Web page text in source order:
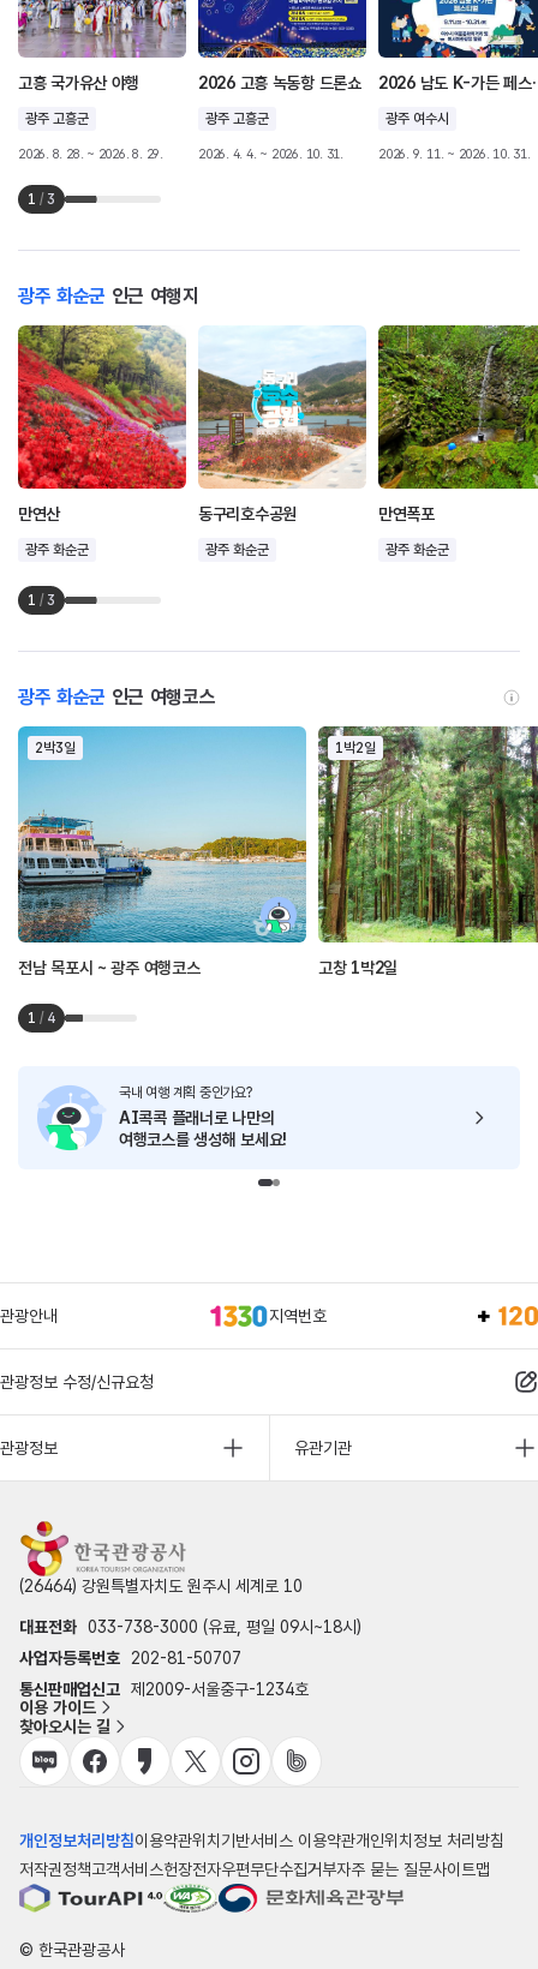
고흥 국가유산 야행
광주 고흥군
2026. 8. 28. ~ 2026. 8. 29.
2026 고흥 녹동항 드론쇼
광주 고흥군
2026. 4. 4. ~ 2026. 10. 31.
2026
광주 여수시
2026. 9. 11. ~ 2026. 10. 31.
1 / 3
광주 화순군 인근 여행지
만연산
광주 화순군
동구리호수공원
광주 화순군
만연폭포
광주 화순군
1 / 3
광주 화순군 인근 여행코스
2박3일
전남 목포시 ~ 광주 여행코스
1박2일
고창 1박2일
1 / 4
국내 여행 계획 중인가요?
AI콕콕 플래너로 나만의
여행코스를 생성해 보세요!
관광안내 지역번호
관광정보 수정/신규요청
관광정보 유관기관
(26464) 강원특별자치도 원주시 세계로 10
대표전화 033-738-3000 (유료, 평일 09시~18시)
사업자등록번호
202-81-50707
통신판매업신고 제2009-서울중구-1234호
이용 가이드
찾아오시는 길
개인정보처리방침이용약관위치기반서비스 이용약관개인위치정보 처리방침
저작권정책고객서비스헌장전자우편무단수집거부자주 묻는 질문사이트맵
© 한국관광공사